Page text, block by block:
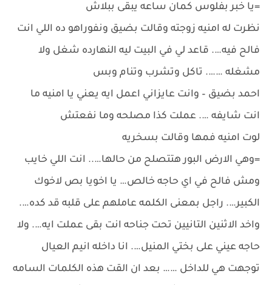
=يا خبر بفلوس كمان ساعه يبقى ببلاش
نظرت له امنيه زوجته وقالت بضيق ونفوراهو ده اللي انت
فالح فيه…. قاعد لي في البيت ليه النهارده شغل ولا
مشغله ……. تاكل وتشرب وتنام وبس
احمد بضيق – وانت عايزاني اعمل ايه يعني يا امنيه ما
انت شايفه …. عملت كذا مصلحه وما نفعتش
لوت امنيه فمها وقالت بسخريه
=وهي الارض البور هتتصلح من حالها….. انت اللي خايب
ومش فالح في اي حاجه خالص… يا اخويا بص لاخوك
الكبير…. راجل بمعنى الكلمه عاملهم على قلبه قد كده….
واخد الاثنين التانيين تحت جناحه انت بقى عملت ايه…. ولا
حاجه عيني على بختي المنيل…. انا داخله انيم العيال
توجهت هي للداخل …… بعد ان القت هذه الكلمات السامه